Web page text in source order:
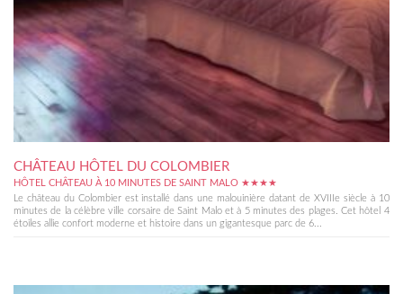
CHÂTEAU HÔTEL DU COLOMBIER
HÔTEL CHÂTEAU À 10 MINUTES DE SAINT MALO ★★★★
Le château du Colombier est installé dans une malouinière datant de XVIIIe siècle à 10
minutes de la célèbre ville corsaire de Saint Malo et à 5 minutes des plages. Cet hôtel 4
étoiles allie confort moderne et histoire dans un gigantesque parc de 6...